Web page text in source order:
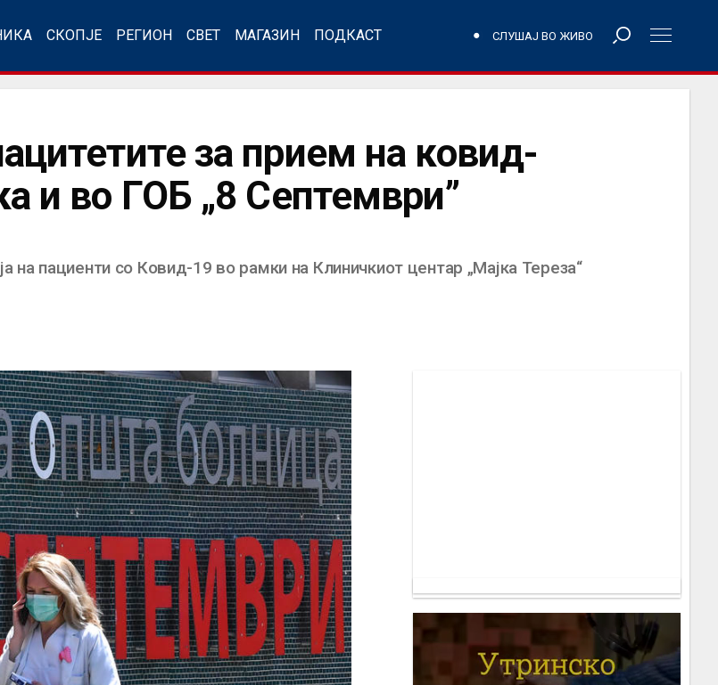
СКОПЈЕ РЕГИОН СВЕТ МАГАЗИН ПОДКАСТ СЛУШАЈ ВО ЖИВО
за прием на ковид-
и во ГОБ „8 Септември”
на пациенти со Ковид-19 во рамки на Клиничкиот центар „Мајка Тереза“